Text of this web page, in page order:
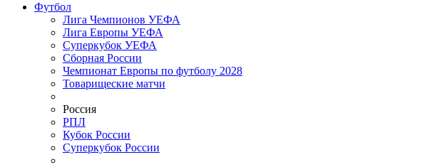
Футбол
Лига Чемпионов УЕФА
Лига Европы УЕФА
Суперкубок УЕФА
Сборная России
Чемпионат Европы по футболу 2028
Товарищеские матчи
Россия
РПЛ
Кубок России
Суперкубок России